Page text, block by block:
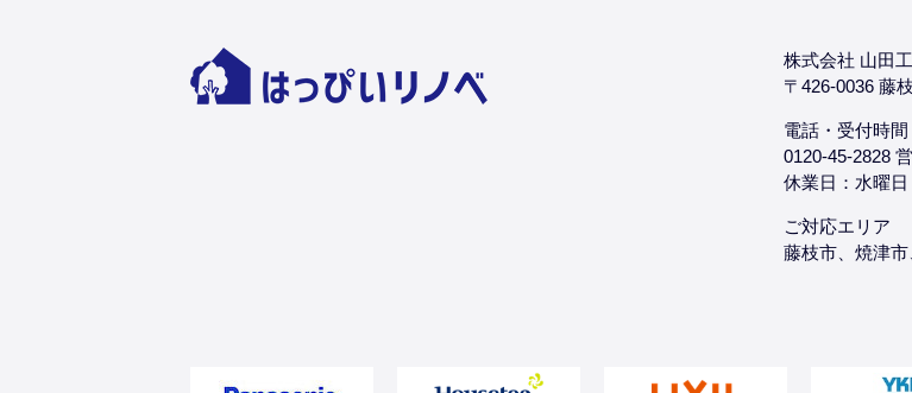
株式会社 山田
〒426-0036 藤
電話・受付時間
0120-45-2828
休業日：水曜
ご対応エリア
藤枝市、焼津